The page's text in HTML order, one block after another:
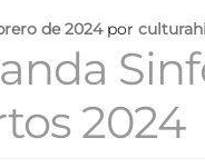
de 2024 por
2024